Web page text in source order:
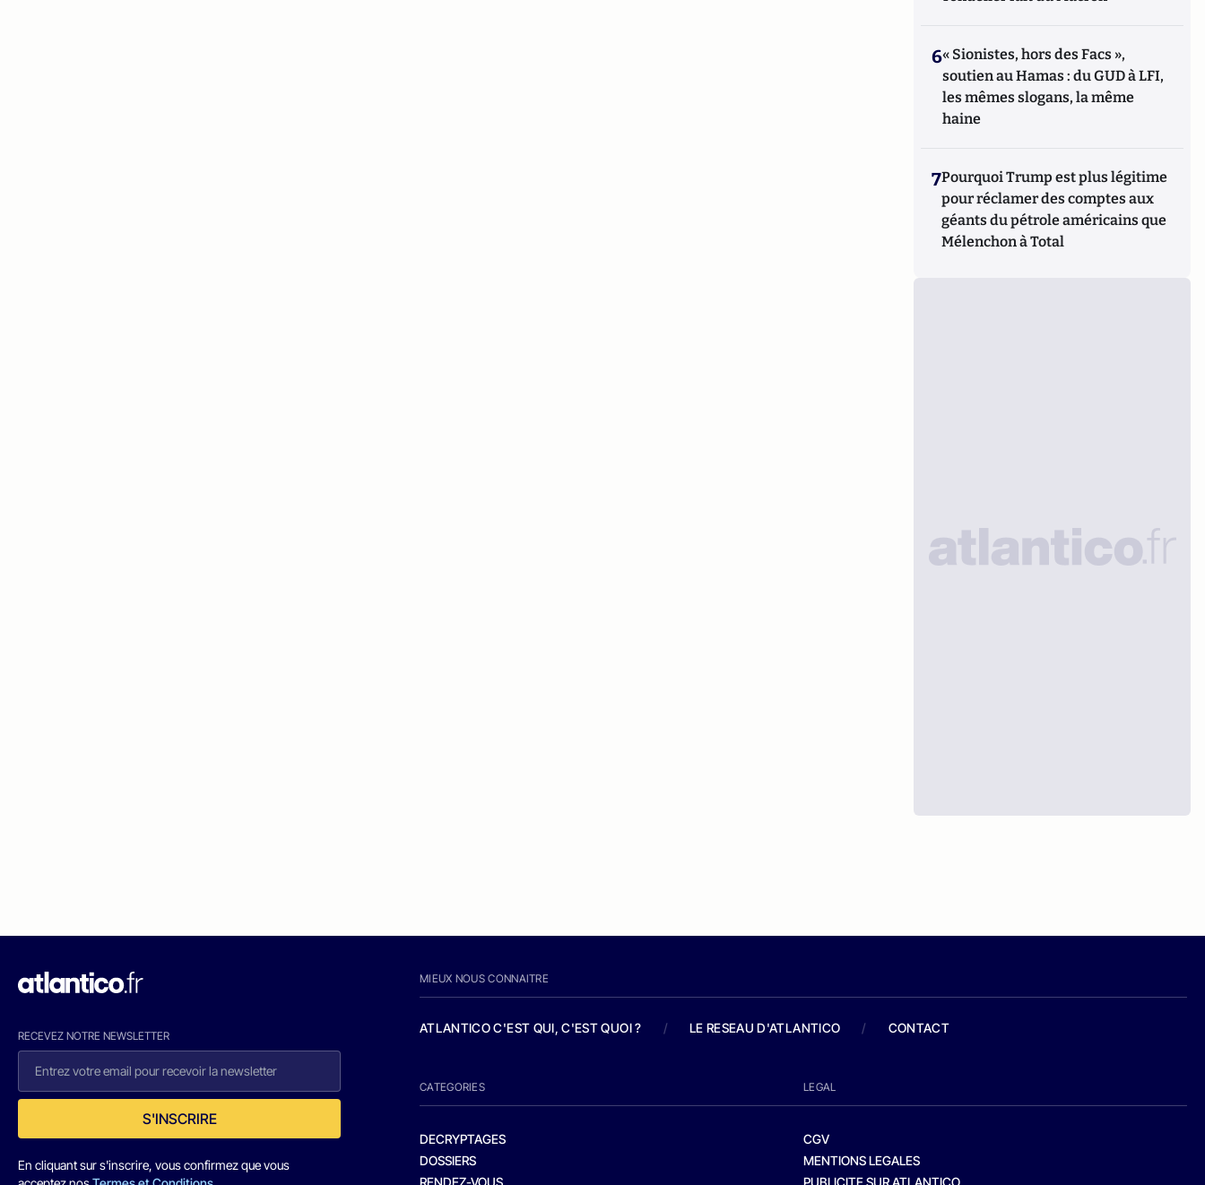
6« Sionistes, hors des Facs »,
soutien au Hamas : du GUD à LFI,
les mêmes slogans, la même
haine
7Pourquoi Trump est plus légitime
pour réclamer des comptes aux
géants du pétrole américains que
Mélenchon à Total
RECEVEZ NOTRE NEWSLETTER
S'INSCRIRE
En cliquant sur s'inscrire, vous confirmez que vous
MIEUX NOUS CONNAITRE
ATLANTICO C'EST QUI, C'EST QUOI ? / LE RESEAU D'ATLANTICO / CONTACT
CATEGORIES
DECRYPTAGES
DOSSIERS
RENDEZ-VOUS
LEGAL
CGV
MENTIONS LEGALES
PUBLICITE SUR ATLANTICO